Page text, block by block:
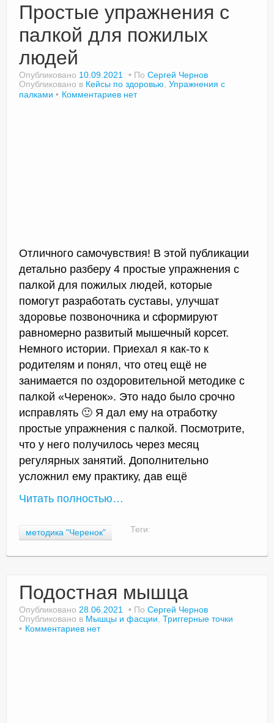
Простые упражнения с
палкой для пожилых
людей
Опубликовано 10.09.2021 По Сергей Чернов
Опубликовано в Кейсы по здоровью Упражнения с
палками
Комментариев нет
Отличного самочувствия! В этой публикации
детально разберу 4 простые упражнения с
палкой для пожилых людей, которые
помогут разработать суставы, улучшат
здоровье позвоночника и сформируют
равномерно развитый мышечный корсет.
Немного истории. Приехал я как-то к
родителям и понял, что отец ещё не
занимается по оздоровительной методике с
палкой «Черенок». Это надо было срочно
исправлять 🙂 Я дал ему на отработку
простые упражнения с палкой. Посмотрите,
что у него получилось через месяц
регулярных занятий. Дополнительно
усложнил ему практику, дав ещё
Читать полностью…
Теги:
методика "Черенок"
Подостная мышца
Опубликовано 28.06.2021 По Сергей Чернов
Опубликовано в Мышцы и фасции Триггерные точки
Комментариев нет